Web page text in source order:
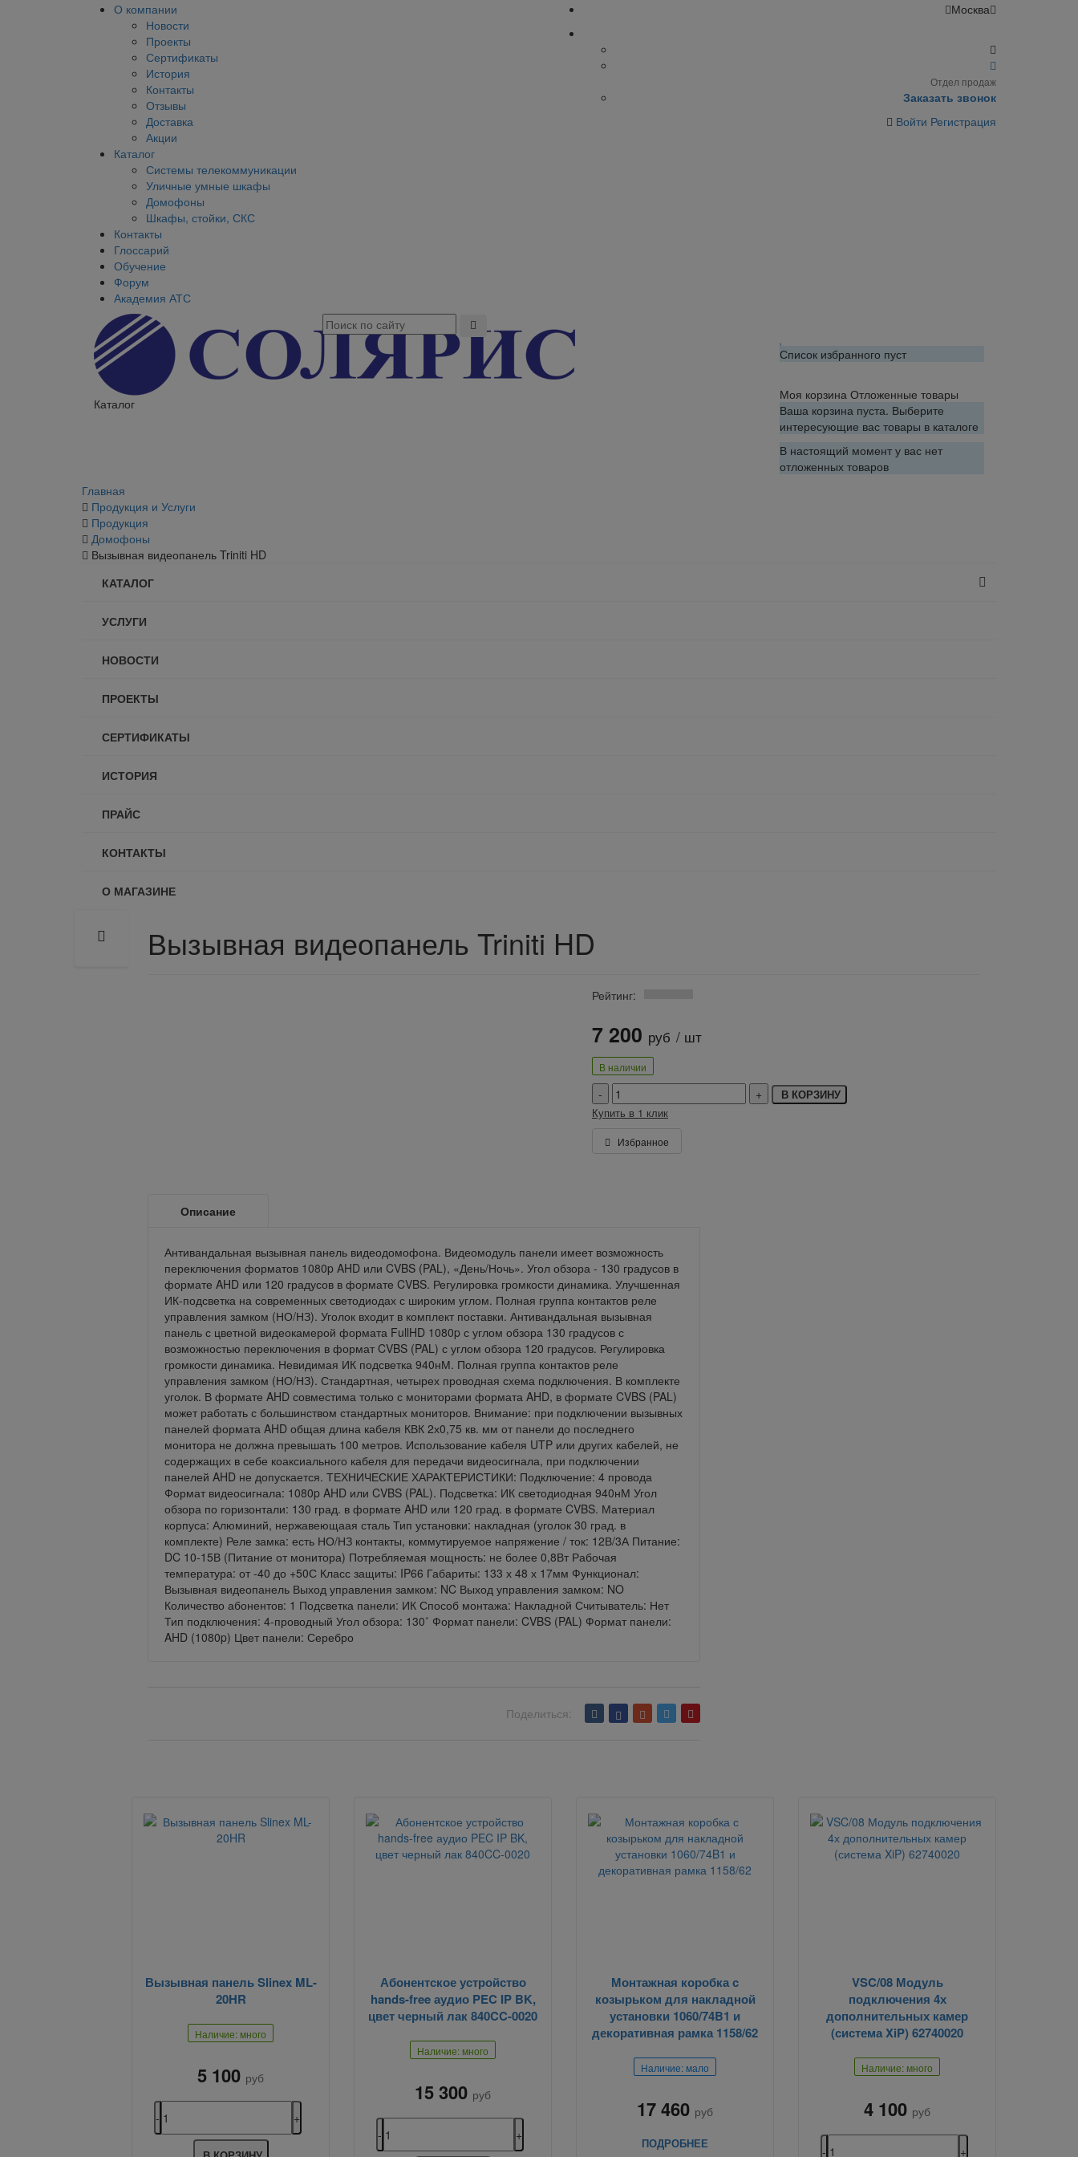
О компании
Новости
Проекты
Сертификаты
История
Контакты
Отзывы
Доставка
Акции
Каталог
Системы телекоммуникации
Уличные умные шкафы
Домофоны
Шкафы, стойки, СКС
Контакты
Глоссарий
Обучение
Форум
Академия АТС
Москва
Отдел продаж
Заказать звонок
Войти Регистрация
Каталог
Список избранного пуст
Моя корзина Отложенные товары
Ваша корзина пуста. Выберите
интересующие вас товары в каталоге
В настоящий момент у вас нет
отложенных товаров
Главная
Продукция и Услуги
Продукция
Домофоны
Вызывная видеопанель Triniti HD
КАТАЛОГ
УСЛУГИ
НОВОСТИ
ПРОЕКТЫ
СЕРТИФИКАТЫ
ИСТОРИЯ
ПРАЙС
КОНТАКТЫ
О МАГАЗИНЕ
Вызывная видеопанель Triniti HD
Рейтинг:
7 200 руб / шт
В наличии
В КОРЗИНУ
Купить в 1 клик
Избранное
Описание
Антивандальная вызывная панель видеодомофона. Видеомодуль панели имеет возможность
переключения форматов 1080p AHD или CVBS (PAL), «День/Ночь». Угол обзора - 130 градусов в
формате AHD или 120 градусов в формате CVBS. Регулировка громкости динамика. Улучшенная
ИК-подсветка на современных светодиодах с широким углом. Полная группа контактов реле
управления замком (НО/НЗ). Уголок входит в комплект поставки. Антивандальная вызывная
панель с цветной видеокамерой формата FullHD 1080p с углом обзора 130 градусов с
возможностью переключения в формат CVBS (PAL) с углом обзора 120 градусов. Регулировка
громкости динамика. Невидимая ИК подсветка 940нМ. Полная группа контактов реле
управления замком (НО/НЗ). Стандартная, четырех проводная схема подключения. В комплекте
уголок. В формате AHD совместима только с мониторами формата AHD, в формате CVBS (PAL)
может работать с большинством стандартных мониторов. Внимание: при подключении вызывных
панелей формата AHD общая длина кабеля КВК 2х0,75 кв. мм от панели до последнего
монитора не должна превышать 100 метров. Использование кабеля UTP или других кабелей, не
содержащих в себе коаксиального кабеля для передачи видеосигнала, при подключении
панелей AHD не допускается. ТЕХНИЧЕСКИЕ ХАРАКТЕРИСТИКИ: Подключение: 4 провода
Формат видеосигнала: 1080p AHD или CVBS (PAL). Подсветка: ИК светодиодная 940нМ Угол
обзора по горизонтали: 130 град. в формате AHD или 120 град. в формате CVBS. Материал
корпуса: Алюминий, нержавеющаая сталь Тип установки: накладная (уголок 30 град. в
комплекте) Реле замка: есть НО/НЗ контакты, коммутируемое напряжение / ток: 12В/3А Питание:
DC 10-15В (Питание от монитора) Потребляемая мощность: не более 0,8Вт Рабочая
температура: от -40 до +50С Класс защиты: IP66 Габариты: 133 х 48 х 17мм Функционал:
Вызывная видеопанель Выход управления замком: NC Выход управления замком: NO
Количество абонентов: 1 Подсветка панели: ИК Способ монтажа: Накладной Считыватель: Нет
Тип подключения: 4-проводный Угол обзора: 130˚ Формат панели: CVBS (PAL) Формат панели:
AHD (1080p) Цвет панели: Серебро
Поделиться:
Вызывная панель Slinex ML-
20HR
Наличие: много
5 100 руб
Абонентское устройство
hands-free аудио PEC IP BK,
цвет черный лак 840CC-0020
Наличие: много
15 300 руб
Монтажная коробка с
козырьком для накладной
установки 1060/74B1 и
декоративная рамка 1158/62
Наличие: мало
17 460 руб
ПОДРОБНЕЕ
VSC/08 Модуль
подключения 4х
дополнительных камер
(система XiP) 62740020
Наличие: много
4 100 руб